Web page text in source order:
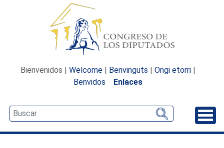
Bienvenidos | Welcome | Benvinguts | Ongi etorri |
Benvidos
Enlaces